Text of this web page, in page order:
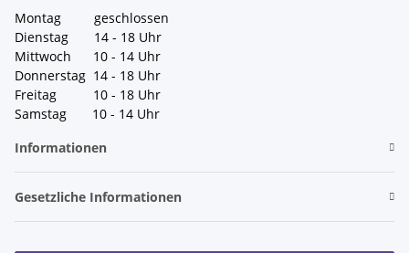
Montag geschlossen
Dienstag 14 - 18 Uhr
Mittwoch 10 - 14 Uhr
Donnerstag 14 - 18 Uhr
Freitag 10 - 18 Uhr
Samstag 10 - 14 Uhr
Informationen
Gesetzliche Informationen